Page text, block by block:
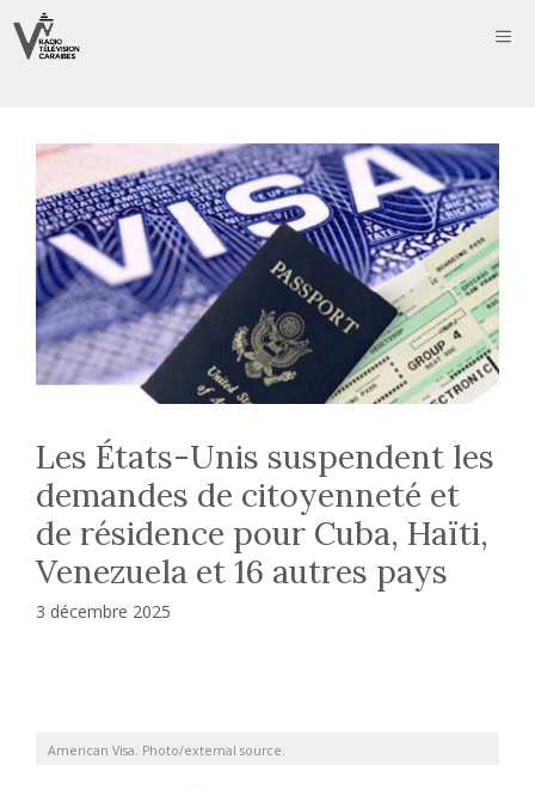
au
contenu
Les États-Unis suspendent les
demandes de citoyenneté et
de résidence pour Cuba, Haïti,
Venezuela et 16 autres pays
3 décembre 2025
American Visa. Photo/external source.